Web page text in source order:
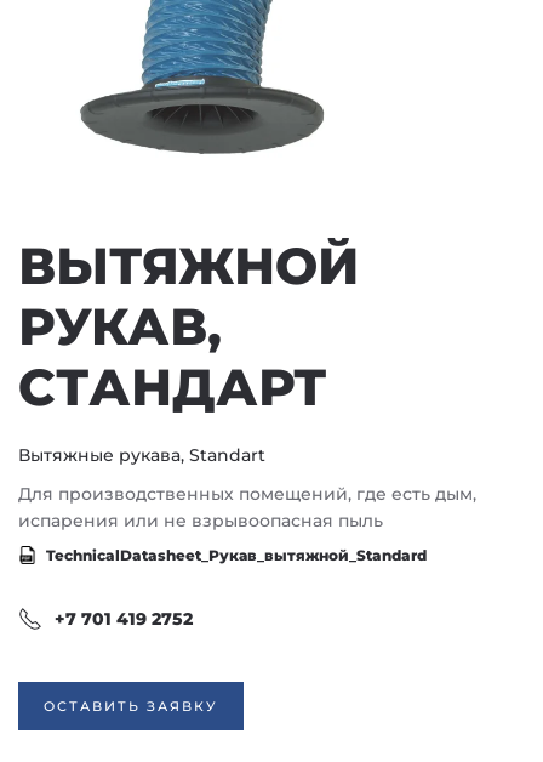
ВЫТЯЖНОЙ
РУКАВ,
СТАНДАРТ
Вытяжные рукава, Standart
Для производственных помещений, где есть дым,
испарения или не взрывоопасная пыль
TechnicalDatasheet_Рукав_вытяжной_Standard
+7 701 419 2752
ОСТАВИТЬ ЗАЯВКУ